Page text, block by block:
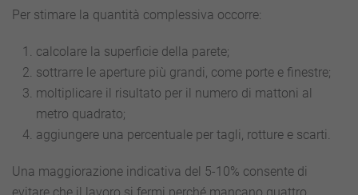
Per stimare la quantità complessiva occorre:
calcolare la superficie della parete;
sottrarre le aperture più grandi, come porte e finestre;
moltiplicare il risultato per il numero di mattoni al
metro quadrato;
aggiungere una percentuale per tagli, rotture e scarti.
Una maggiorazione indicativa del 5-10% consente di